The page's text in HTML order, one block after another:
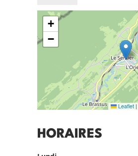
+
−
Leaflet |
HORAIRES